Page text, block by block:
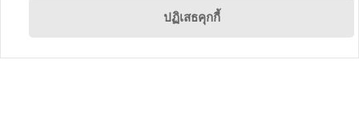
ปฏิเสธคุกกี้